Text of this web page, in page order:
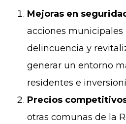
Mejoras en
acciones municipales
delincuencia y
generar un entorno
residentes e
Precios
otras comunas de la